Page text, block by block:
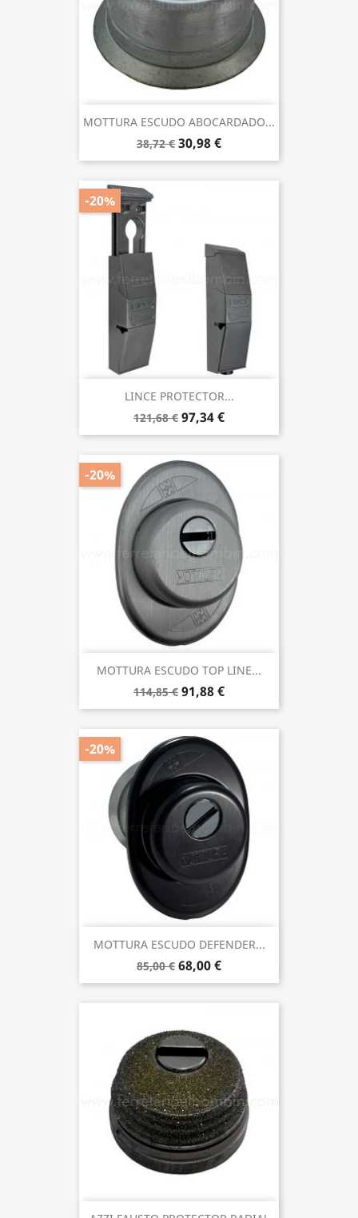
MOTTURA ESCUDO ABOCARDADO...
38,72 € 30,98 €
LINCE PROTECTOR...
121,68 € 97,34 €
-20%
MOTTURA ESCUDO TOP LINE...
114,85 € 91,88 €
-20%
MOTTURA ESCUDO DEFENDER...
85,00 € 68,00 €
-20%